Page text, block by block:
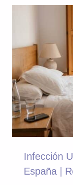
Infección
España |